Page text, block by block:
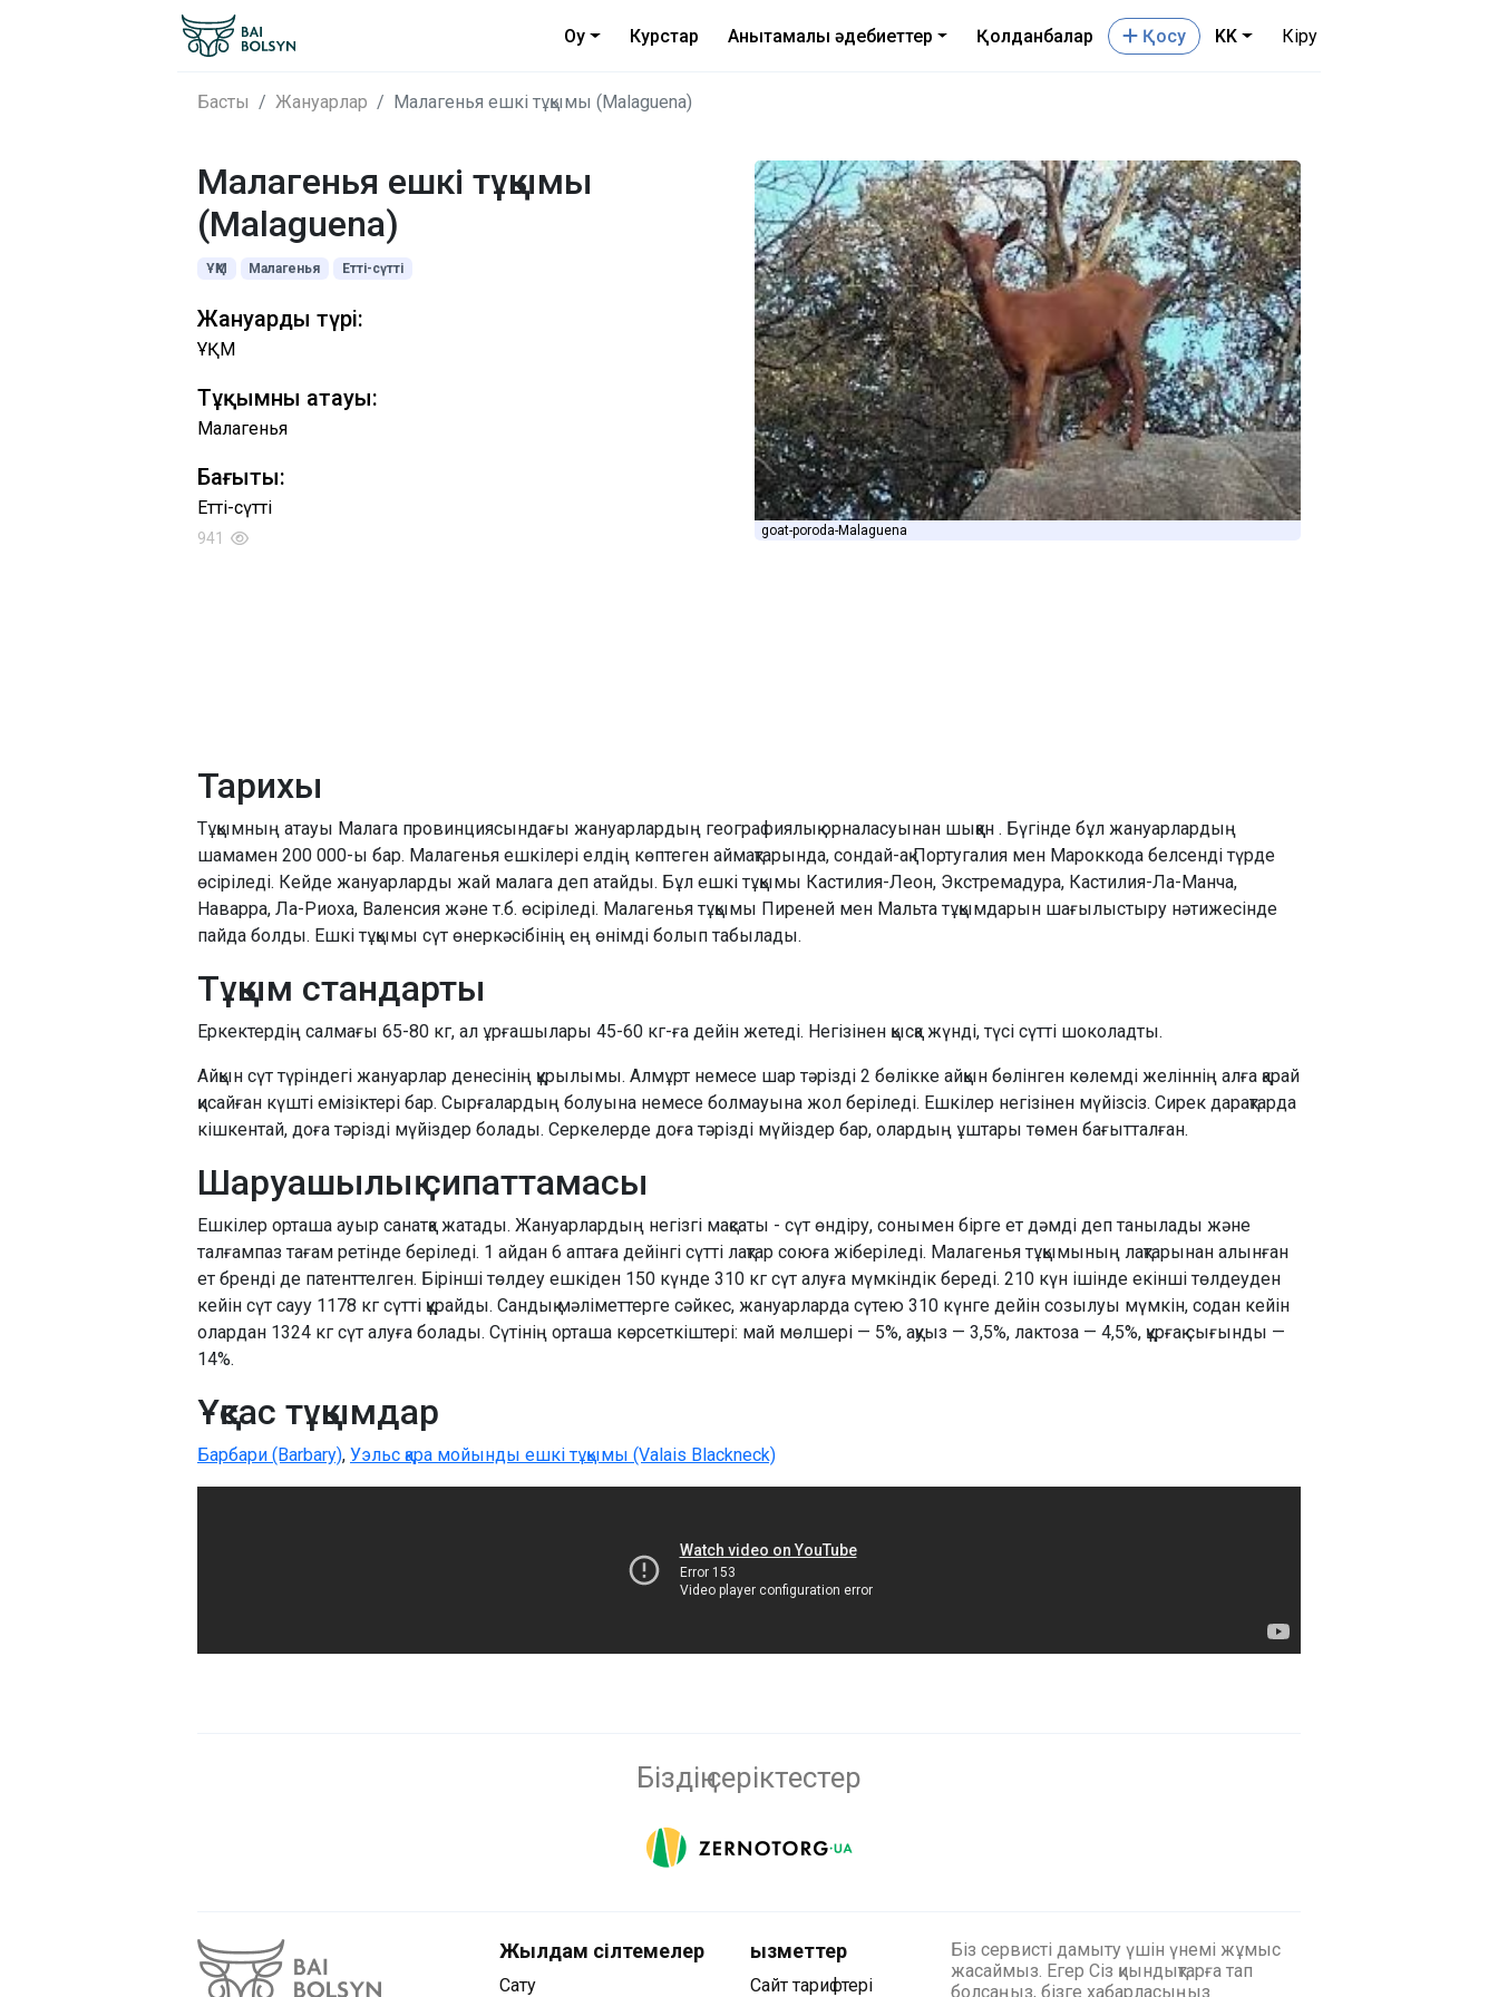
Оқу Курстар Анықтамалық әдебиеттер Қолданбалар Қосу KK Кіру
Басты Жануарлар Малагенья ешкі тұқымы (Malaguena)
Малагенья ешкі тұқымы
(Malaguena)
ҰҚМ Малагенья Етті-сүтті
Жануардың түрі:
ҰҚМ
Тұқымның атауы:
Малагенья
Бағыты:
Етті-сүтті
941 goat-poroda-Malaguena
Тарихы
Тұқымның атауы Малага провинциясындағы жануарлардың географиялық орналасуынан шыққан . Бүгінде бұл жануарлардың
шамамен 200 000-ы бар. Малагенья ешкілері елдің көптеген аймақтарында, сондай-ақ Португалия мен Мароккода белсенді түрде
өсіріледі. Кейде жануарларды жай малага деп атайды. Бұл ешкі тұқымы Кастилия-Леон, Экстремадура, Кастилия-Ла-Манча,
Наварра, Ла-Риоха, Валенсия және т.б. өсіріледі. Малагенья тұқымы Пиреней мен Мальта тұқымдарын шағылыстыру нәтижесінде
пайда болды. Ешкі тұқымы сүт өнеркәсібінің ең өнімді болып табылады.
Тұқым стандарты
Еркектердің салмағы 65-80 кг, ал ұрғашылары 45-60 кг-ға дейін жетеді. Негізінен қысқа жүнді, түсі сүтті шоколадты.
Айқын сүт түріндегі жануарлар денесінің құрылымы. Алмұрт немесе шар тәрізді 2 бөлікке айқын бөлінген көлемді желіннің алға қарай
қисайған күшті емізіктері бар. Сырғалардың болуына немесе болмауына жол беріледі. Ешкілер негізінен мүйізсіз. Сирек дарақтарда
кішкентай, доға тәрізді мүйіздер болады. Серкелерде доға тәрізді мүйіздер бар, олардың ұштары төмен бағытталған.
Шаруашылық сипаттамасы
Ешкілер орташа ауыр санатқа жатады. Жануарлардың негізгі мақсаты - сүт өндіру, сонымен бірге ет дәмді деп танылады және
талғампаз тағам ретінде беріледі. 1 айдан 6 аптаға дейінгі сүтті лақтар союға жіберіледі. Малагенья тұқымының лақтарынан алынған
ет бренді де патенттелген. Бірінші төлдеу ешкіден 150 күнде 310 кг сүт алуға мүмкіндік береді. 210 күн ішінде екінші төлдеуден
кейін сүт сауу 1178 кг сүтті құрайды. Сандық мәліметтерге сәйкес, жануарларда сүтею 310 күнге дейін созылуы мүмкін, содан кейін
олардан 1324 кг сүт алуға болады. Сүтінің орташа көрсеткіштері: май мөлшері — 5%, ақуыз — 3,5%, лактоза — 4,5%, құрғақ сығынды —
14%.
Ұқсас тұқымдар
Барбари (Barbary), Уэльс қара мойынды ешкі тұқымы (Valais Blackneck)
Біздің серіктестер
Жылдам сілтемелер
Сату
Қызметтер
Сайт тарифтері
Біз сервисті дамыту үшін үнемі жұмыс
жасаймыз. Егер Сіз қиындықтарға тап
болсаңыз, бізге хабарласыңыз